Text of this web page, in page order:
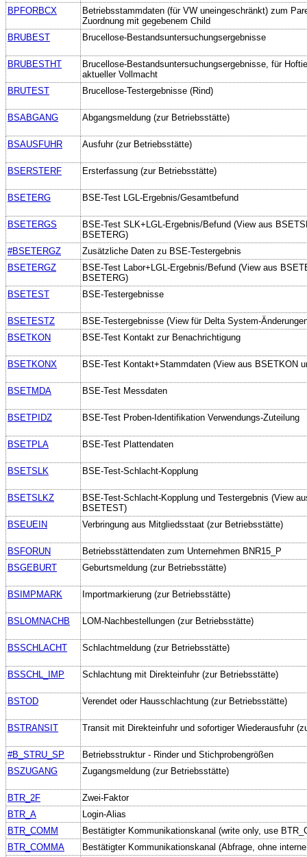
BPFORBCX
Betriebsstammdaten (für VW uneingeschränkt) zum
Zuordnung mit gegebenem Child
BRUBEST
Brucellose-Bestandsuntersuchungsergebnisse
BRUBESTHT
Brucellose-Bestandsuntersuchungsergebnisse, für
aktueller Vollmacht
BRUTEST
Brucellose-Testergebnisse (Rind)
BSABGANG Abgangsmeldung (zur Betriebsstätte)
BSAUSFUHR Ausfuhr (zur Betriebsstätte)
BSERSTERF Ersterfassung (zur Betriebsstätte)
BSETERG BSE-Test LGL-Ergebnis/Gesamtbefund
BSETERGS
BSE-Test SLK+LGL-Ergebnis/Befund (View aus
BSETERG)
#BSETERGZ
Zusätzliche Daten zu BSE-Testergebnis
BSETERGZ
BSE-Test Labor+LGL-Ergebnis/Befund (View aus
BSETERG)
BSETEST
BSE-Testergebnisse
BSETESTZ
BSE-Testergebnisse (View für Delta System-
BSETKON
BSE-Test Kontakt zur Benachrichtigung
BSETKONX BSE-Test Kontakt+Stammdaten (View aus BSETKON
BSETMDA BSE-Test Messdaten
BSETPIDZ BSE-Test Proben-Identifikation Verwendungs-Zuteilung
BSETPLA BSE-Test Plattendaten
BSETSLK BSE-Test-Schlacht-Kopplung
BSETSLKZ
BSE-Test-Schlacht-Kopplung und Testergebnis (View
BSETEST)
BSEUEIN
Verbringung aus Mitgliedsstaat (zur Betriebsstätte)
BSFORUN
Betriebsstättendaten zum Unternehmen BNR15_P
BSGEBURT
Geburtsmeldung (zur Betriebsstätte)
BSIMPMARK Importmarkierung (zur Betriebsstätte)
BSLOMNACHB LOM-Nachbestellungen (zur Betriebsstätte)
BSSCHLACHT Schlachtmeldung (zur Betriebsstätte)
BSSCHL_IMP Schlachtung mit Direkteinfuhr (zur Betriebsstätte)
BSTOD Verendet oder Hausschlachtung (zur Betriebsstätte)
BSTRANSIT Transit mit Direkteinfuhr und sofortiger Wiederausfuhr
#B_STRU_SP
Betriebsstruktur - Rinder und Stichprobengrößen
BSZUGANG
Zugangsmeldung (zur Betriebsstätte)
BTR_2F
Zwei-Faktor
BTR_A
Login-Alias
BTR_COMM
Bestätigter Kommunikationskanal (write only, use
BTR_COMMA
Bestätigter Kommunikationskanal (Abfrage, ohne